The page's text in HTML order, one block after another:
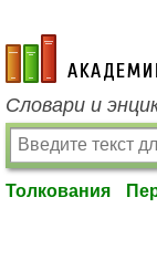
academic.ru
Словари и
Толкования